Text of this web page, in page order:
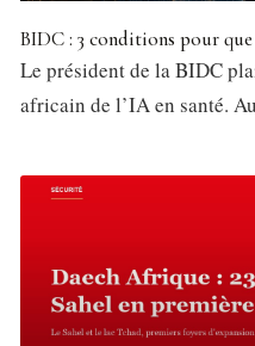
BIDC : 3 conditions pour
Le président de la BIDC
africain de l’IA en santé.